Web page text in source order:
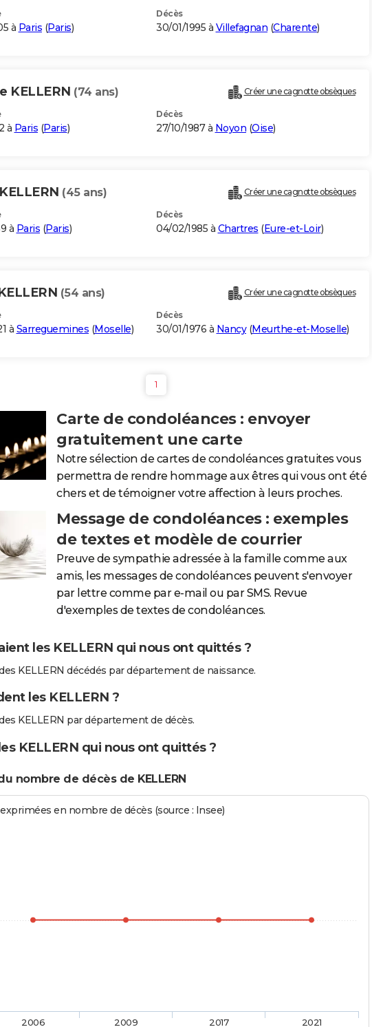
à Paris (Paris)
Décès
30/01/1995 à Villefagnan (Charente)
KELLERN (74 ans) Créer une cagnotte obsèques
à Paris (Paris)
Décès
27/10/1987 à Noyon (Oise)
(45 ans) Créer une cagnotte obsèques
à Paris (Paris)
Décès
04/02/1985 à Chartres (Eure-et-Loir)
(54 ans) Créer une cagnotte obsèques
à Sarreguemines (Moselle)
Décès
30/01/1976 à Nancy(Meurthe-et-Moselle)
1
Carte de condoléances : envoyer
gratuitement une carte
Notre sélection de cartes de condoléances gratuites vous
permettra de rendre hommage aux êtres qui vous ont été
chers et de témoigner votre affection à leurs proches.
Message de condoléances : exemples
de textes et modèle de courrier
Preuve de sympathie adressée à la famille comme aux
amis, les messages de condoléances peuvent s'envoyer
par lettre comme par e-mail ou par SMS. Revue
d'exemples de textes de condoléances.
les KELLERN qui nous ont quittés ?
KELLERN décédés par département de naissance.
les KELLERN ?
KELLERN par département de décès.
KELLERN qui nous ont quittés ?
nombre de décès de KELLERN
en nombre de décès (source : Insee)
2006 2009 2017 2021